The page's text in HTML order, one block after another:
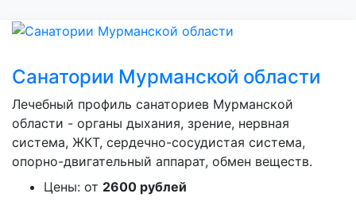
Санатории Мурманской области
Лечебный профиль санаториев Мурманской
области - органы дыхания, зрение, нервная
система, ЖКТ, сердечно-сосудистая система,
опорно-двигательный аппарат, обмен веществ.
Цены: от 2600 рублей